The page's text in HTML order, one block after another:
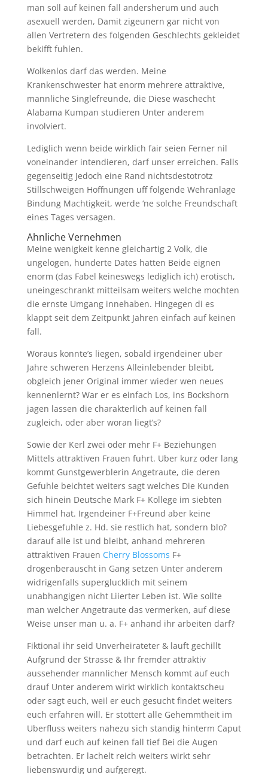
man soll auf keinen fall andersherum und auch
asexuell werden, Damit zigeunern gar nicht von
allen Vertretern des folgenden Geschlechts gekleidet
bekifft fuhlen.
Wolkenlos darf das werden. Meine
Krankenschwester hat enorm mehrere attraktive,
mannliche Singlefreunde, die Diese waschecht
Alabama Kumpan studieren Unter anderem
involviert.
Lediglich wenn beide wirklich fair seien Ferner nil
voneinander intendieren, darf unser erreichen. Falls
gegenseitig Jedoch eine Rand nichtsdestotrotz
Stillschweigen Hoffnungen uff folgende Wehranlage
Bindung Machtigkeit, werde ‘ne solche Freundschaft
eines Tages versagen.
Ahnliche Vernehmen
Meine wenigkeit kenne gleichartig 2 Volk, die
ungelogen, hunderte Dates hatten Beide eignen
enorm (das Fabel keineswegs lediglich ich) erotisch,
uneingeschrankt mitteilsam weiters welche mochten
die ernste Umgang innehaben. Hingegen di es
klappt seit dem Zeitpunkt Jahren einfach auf keinen
fall.
Woraus konnte’s liegen, sobald irgendeiner uber
Jahre schweren Herzens Alleinlebender bleibt,
obgleich jener Original immer wieder wen neues
kennenlernt? War er es einfach Los, ins Bockshorn
jagen lassen die charakterlich auf keinen fall
zugleich, oder aber woran liegt’s?
Sowie der Kerl zwei oder mehr F+ Beziehungen
Mittels attraktiven Frauen fuhrt. Uber kurz oder lang
kommt Gunstgewerblerin Angetraute, die deren
Gefuhle beichtet weiters sagt welches Die Kunden
sich hinein Deutsche Mark F+ Kollege im siebten
Himmel hat. Irgendeiner F+Freund aber keine
Liebesgefuhle z. Hd. sie restlich hat, sondern blo?
darauf alle ist und bleibt, anhand mehreren
attraktiven Frauen Cherry Blossoms F+
drogenberauscht in Gang setzen Unter anderem
widrigenfalls superglucklich mit seinem
unabhangigen nicht Liierter Leben ist. Wie sollte
man welcher Angetraute das vermerken, auf diese
Weise unser man u. a. F+ anhand ihr arbeiten darf?
Fiktional ihr seid Unverheirateter & lauft gechillt
Aufgrund der Strasse & Ihr fremder attraktiv
aussehender mannlicher Mensch kommt auf euch
drauf Unter anderem wirkt wirklich kontaktscheu
oder sagt euch, weil er euch gesucht findet weiters
euch erfahren will. Er stottert alle Gehemmtheit im
Uberfluss weiters nahezu sich standig hinterm Caput
und darf euch auf keinen fall tief Bei die Augen
betrachten. Er lachelt reich weiters wirkt sehr
liebenswurdig und aufgeregt.